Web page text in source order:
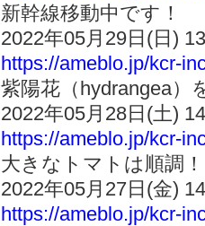
新幹線移動中です！
2022年05月29日(日)
https://ameblo.jp/kcr-
紫陽花（hydrangea）
2022年05月28日(土)
https://ameblo.jp/kcr-
大きなトマトは順調！
2022年05月27日(金)
https://ameblo.jp/kcr-